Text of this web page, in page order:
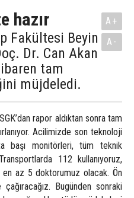
hazır
Fakültesi Beyin
Dr. Can Akan
tam
müjdeledi.
A+
A-
rapor aldıktan sonra tam
Acilimizde son teknoloji
başı monitörleri, tüm teknik
112 kullanıyoruz,
az 5 doktorumuz olacak. Ön
Bugünden sonraki